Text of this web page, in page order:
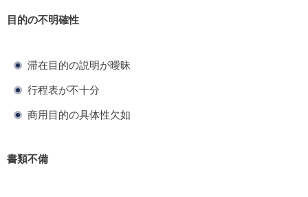
目的の不明確性
滞在目的の説明が曖昧
行程表が不十分
商用目的の具体性欠如
書類不備